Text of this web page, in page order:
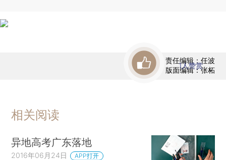
责任编辑：任波
版面编辑：张柘
1人赞赏
相关阅读
异地高考广东落地
2016年06月24日 APP打开